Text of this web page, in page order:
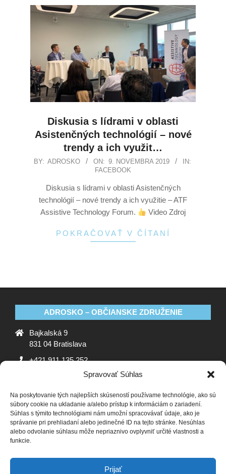
Spravovať Súhlas
Na poskytovanie tých najlepších skúseností používame technológie, ako sú
súbory cookie na ukladanie a/alebo prístup k informáciám o zariadení.
Súhlas s týmito technológiami nám umožní spracovávať údaje, ako je
správanie pri prehliadaní alebo jedinečné ID na tejto stránke. Nesúhlas
alebo odvolanie súhlasu môže nepriaznivo ovplyvniť určité vlastnosti a
funkcie.
Prijať
Diskusia s lídrami v oblasti
Asistenčných technológií – nové
trendy a ich využit…
BY: ADROSKO ON: 9. NOVEMBRA 2019
IN:
FACEBOOK
Diskusia s lídrami v oblasti Asistenčných
technológií – nové trendy a ich využitie – ATF
Assistive Technology Forum.
Video Zdroj
POKRAČOVAŤ V ČÍTANÍ
ADROSKO – OBČIANSKE ZDRUŽENIE
Bajkalská 9
831 04 Bratislava
+421 911 135 252
ADROSKO
Stanovy OZ Ochrana osobných údajov
Zásady
používania súborov cookie (EÚ)
Vyhlásenie o ochrane
osobných údajov (EU)
SLEDUJTE NÁS